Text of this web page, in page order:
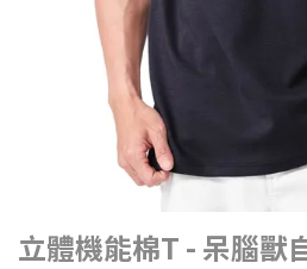
立體機能棉T - 呆腦獸